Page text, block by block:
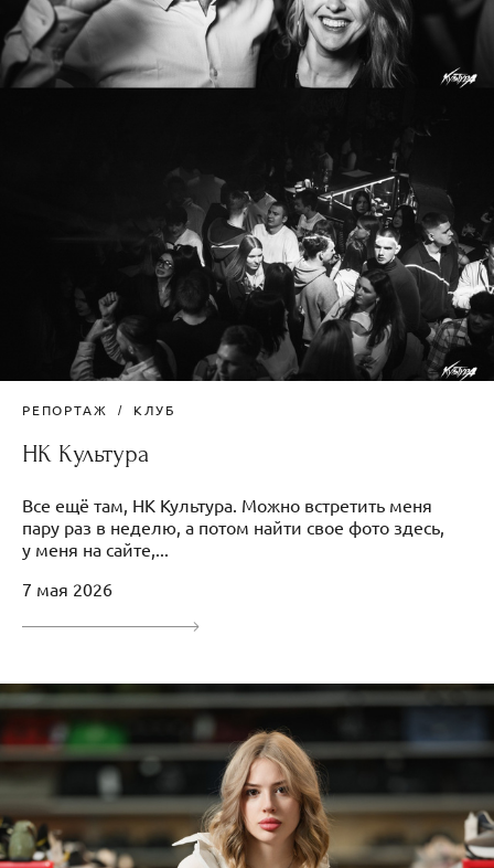
РЕПОРТАЖ КЛУБ
НК Культура
Все ещё там, НК Культура. Можно встретить меня
пару раз в неделю, а потом найти свое фото здесь,
у меня на сайте,...
7 мая 2026